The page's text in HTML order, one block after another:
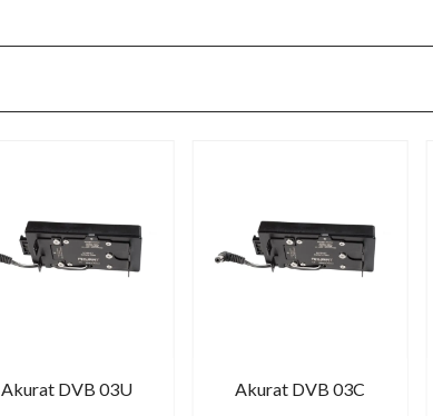
Akurat DVB 03U Akurat DVB 03C